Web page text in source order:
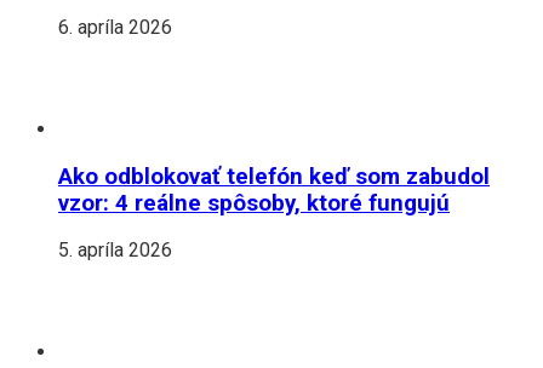
6. apríla 2026
Ako odblokovať telefón keď som zabudol
vzor: 4 reálne spôsoby, ktoré fungujú
5. apríla 2026